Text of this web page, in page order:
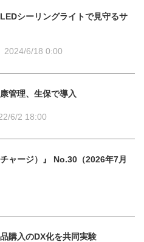
シーリングライトで見守るサ
2024/6/18 0:00
管理、生保で導入
6/2 18:00
ャージ）』 No.30（2026年7月
購入のDX化を共同実験